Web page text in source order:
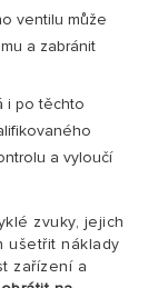
ventilu může
a zabránit
i po těchto
a vyloučí
zvuky, jejich
ušetřit náklady
zařízení a